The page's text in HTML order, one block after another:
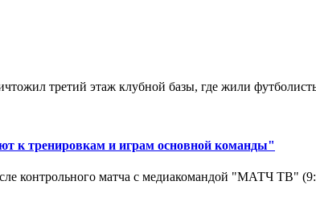
третий этаж клубной базы, где жили
к тренировкам и играм основной команды"
контрольного матча с медиакомандой "МАТЧ ТВ"